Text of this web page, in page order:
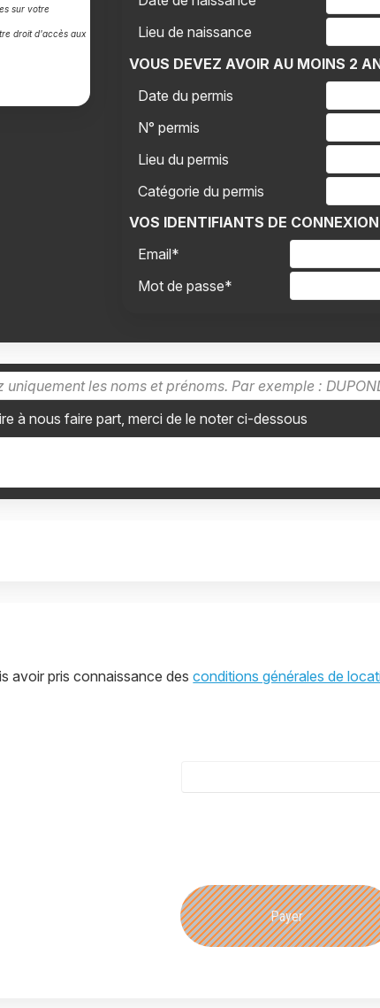
sur votre
droit d'accès aux
Lieu de naissance
VOUS DEVEZ AVOIR AU MOINS 2
Date du permis
N° permis
Lieu du permis
Catégorie du permis
VOS IDENTIFIANTS DE CONNEXION
Email*
Mot de passe*
à nous faire part, merci de le noter ci-dessous
avoir pris connaissance desconditions générales de
Payer